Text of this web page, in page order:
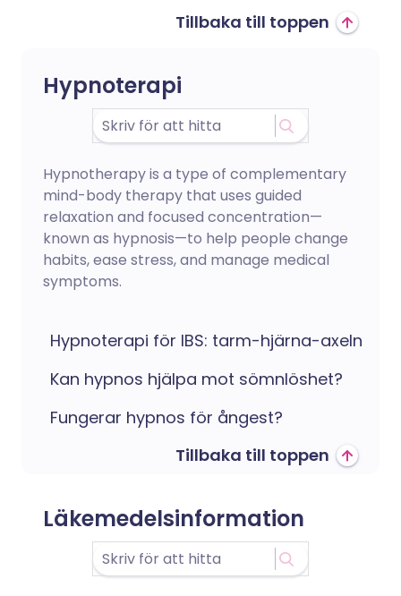
Tillbaka till toppen
Hypnoterapi
Hypnotherapy is a type of complementary
mind-body therapy that uses guided
relaxation and focused concentration—
known as hypnosis—to help people change
habits, ease stress, and manage medical
symptoms.
Hypnoterapi för IBS: tarm-hjärna-axeln
Kan hypnos hjälpa mot sömnlöshet?
Fungerar hypnos för ångest?
Tillbaka till toppen
Läkemedelsinformation